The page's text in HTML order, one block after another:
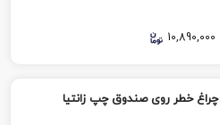
10,890,000
چراغ خطر روی صندوق چپ زانتیا